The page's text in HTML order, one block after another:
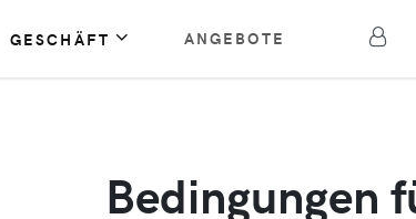
GESCHÄFT ANGEBOTE
Bedingungen